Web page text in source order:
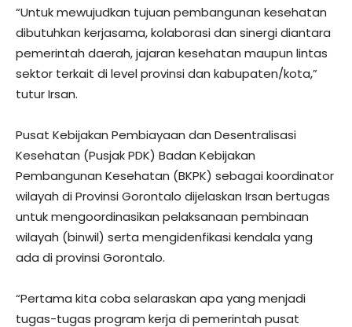
“Untuk mewujudkan tujuan pembangunan kesehatan
dibutuhkan kerjasama, kolaborasi dan sinergi diantara
pemerintah daerah, jajaran kesehatan maupun lintas
sektor terkait di level provinsi dan kabupaten/kota,”
tutur Irsan.
Pusat Kebijakan Pembiayaan dan Desentralisasi
Kesehatan (Pusjak PDK) Badan Kebijakan
Pembangunan Kesehatan (BKPK) sebagai koordinator
wilayah di Provinsi Gorontalo dijelaskan Irsan bertugas
untuk mengoordinasikan pelaksanaan pembinaan
wilayah (binwil) serta mengidenfikasi kendala yang
ada di provinsi Gorontalo.
“Pertama kita coba selaraskan apa yang menjadi
tugas-tugas program kerja di pemerintah pusat